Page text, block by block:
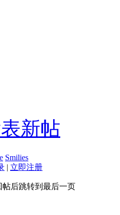
新帖
Smilies
| 立即注册
帖后跳转到最后一页